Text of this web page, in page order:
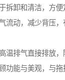
拆卸和清洁，方便
流动，减少背压
温排气直接排放，
功能与美观，与